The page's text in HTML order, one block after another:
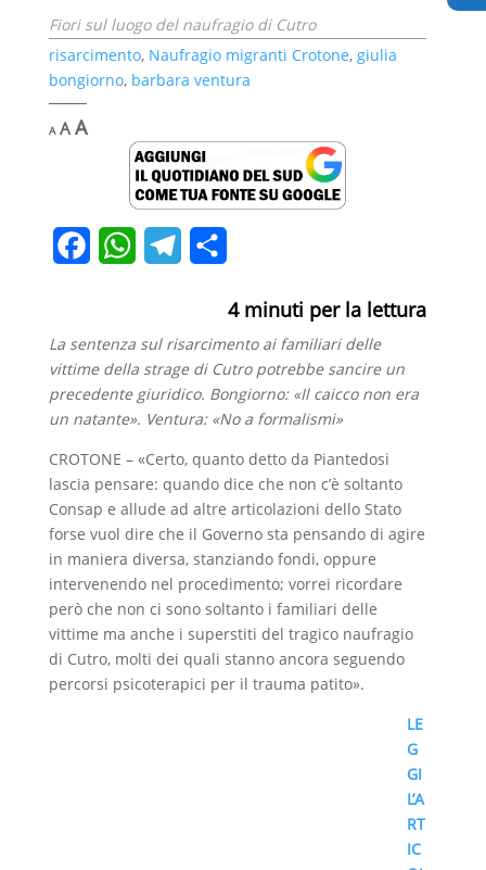
Fiori sul luogo del naufragio di Cutro
risarcimento, Naufragio migranti Crotone, giulia
bongiorno, barbara ventura
A
Decrease
font
AReset
AIncrease
e
b
o
o
k
W
t
s
A
p
p
e
g
r
a
m
n
d
i
v
i
d
i
4minuti per la lettura
La sentenza sul risarcimento ai familiari delle
vittime della strage di Cutro potrebbe sancire un
precedente giuridico. Bongiorno: «Il caicco non era
un natante». Ventura: «No a formalismi»
CROTONE – «Certo, quanto detto da Piantedosi
lascia pensare: quando dice che non c’è soltanto
Consap e allude ad altre articolazioni dello Stato
forse vuol dire che il Governo sta pensando di agire
in maniera diversa, stanziando fondi, oppure
intervenendo nel procedimento; vorrei ricordare
però che non ci sono soltanto i familiari delle
vittime ma anche i superstiti del tragico naufragio
di Cutro, molti dei quali stanno ancora seguendo
percorsi psicoterapici per il trauma patito».
LE
G
GI
L’A
RT
IC